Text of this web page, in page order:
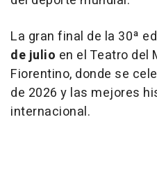
La gran final de la 30ª
de julio en el Teatro del
Fiorentino, donde se
de 2026 y las mejores
internacional.